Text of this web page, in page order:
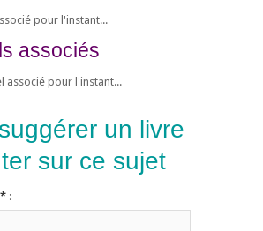
pour l'instant...
associés
associé pour l'instant...
un livre
sur ce sujet
* :